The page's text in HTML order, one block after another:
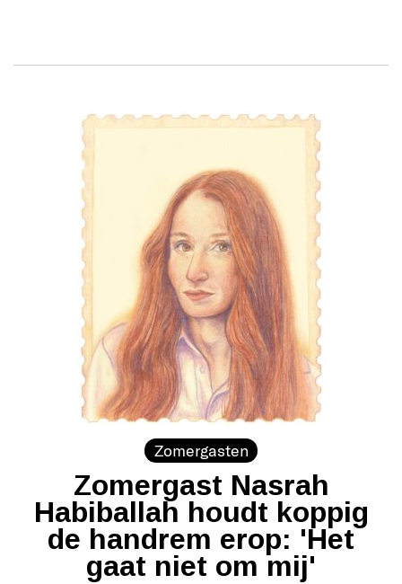
Zomergasten
Zomergast Nasrah
Habiballah houdt koppig
de handrem erop: 'Het
gaat niet om mij'